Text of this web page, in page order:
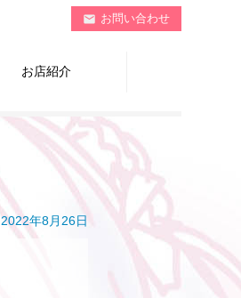
mail お問い合わせ
お店紹介
2022年8月26日